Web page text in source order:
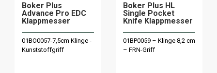
Boker Plus
Advance Pro EDC
Klappmesser
01BO0057-7,5cm Klinge -
Kunststoffgriff
Boker Plus HL
Single Pocket
Knife Klappmesser
01BP0059 – Klinge 8,2 cm
– FRN-Griff